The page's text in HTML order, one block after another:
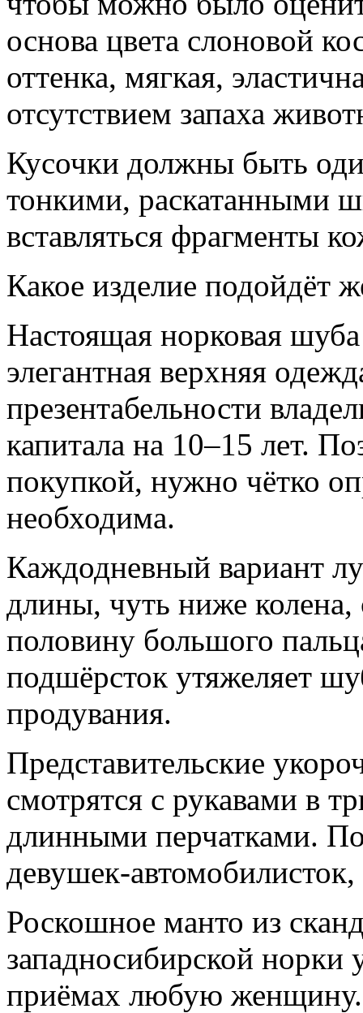
основа цвета слоновой
оттенка, мягкая,
отсутствием запаха
Кусочки должны быть
тонкими, раскатанными
вставляться фрагменты
Какое изделие подойдёт
Настоящая норковая
элегантная верхняя
презентабельности
капитала на 10–15 лет.
покупкой, нужно чётко
необходима.
Каждодневный вариант
длины, чуть ниже
половину большого
подшёрсток утяжеляет
продувания.
Представительские
смотрятся с рукавами в
длинными перчатками.
девушек-
Роскошное манто из
западносибирской
приёмах любую женщину.